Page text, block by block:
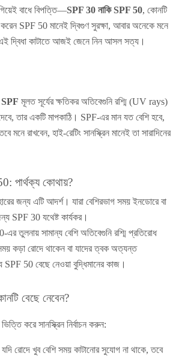
বাধে বিপত্তি—SPF 30 নাকি SPF 50, কোনটি
SPF 50 মানেই দ্বিগুণ সুরক্ষা, আবার অনেকে মনে
দ্বিধা কাটাতে আজই জেনে নিন আসল সত্য।
SPF মূলত সূর্যের ক্ষতিকর অতিবেগুনি রশ্মি (UV rays)
তার একটি মাপকাঠি। SPF-এর মান যত বেশি হবে,
মনে রাখবেন, হাই-রেটিং সানস্ক্রিন মানেই তা সারাদিনের
পার্থক্য কোথায়?
জন্য এটি আদর্শ। যারা বেশিরভাগ সময় ইনডোরে বা
SPF 30 যথেষ্ট কার্যকর।
এর তুলনায় সামান্য বেশি অতিবেগুনি রশ্মি প্রতিরোধ
সময় কড়া রোদে থাকেন বা যাদের ত্বক অত্যন্ত
SPF 50 বেছে নেওয়া বুদ্ধিমানের কাজ।
বেছে নেবেন?
করে সানস্ক্রিন নির্বাচন করুন:
যদি রোদে খুব বেশি সময় কাটানোর সুযোগ না থাকে, তবে